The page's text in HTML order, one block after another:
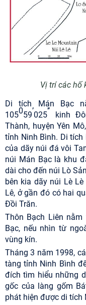
Vị trí các hố
Di tích Mán Bạc
105059’025’’ kinh
Thành, huyện Yên
tỉnh Ninh Bình. Di
của dãy núi đá vôi
núi Mán Bạc là khu
dài cho đến núi Lò
bên kia dãy núi Lè
Lê, ở gần đó có hai
Đồi Trăn.
Thôn Bạch Liên
Bạc, nếu nhìn từ
vùng kín.
Tháng 3 năm 1998,
tàng tỉnh Ninh Bình
đích tìm hiểu những
gốc của làng gốm
phát hiện được di tích